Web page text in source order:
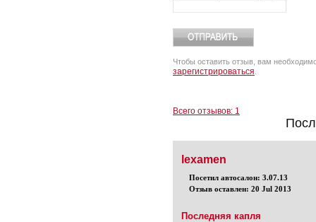
Чтобы оставить отзыв, вам
зарегистрироваться
Всего отзывов: 1
lexamen
Посетил автосалон: 3.07.13
Отзыв оставлен: 20 Jul 2013
Последняя капля